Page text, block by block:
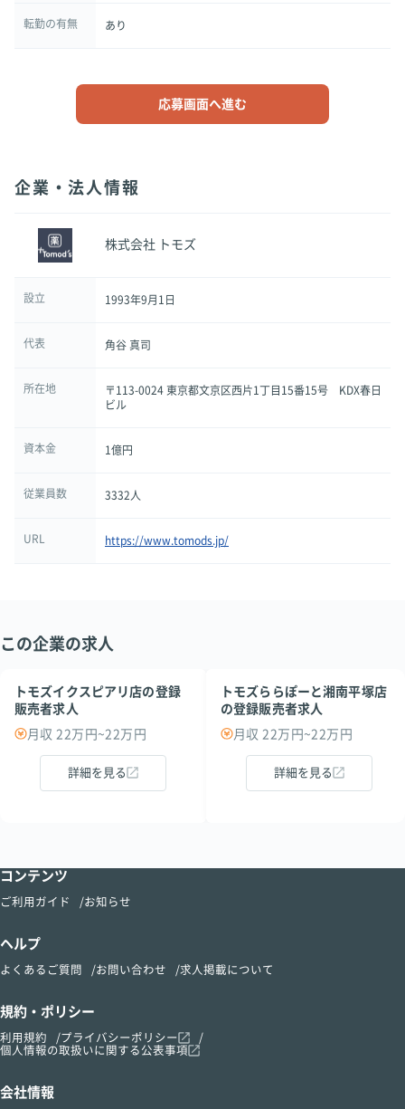
転勤の有無 あり
応募画面へ進む
企業・法人情報
株式会社 トモズ
設立 1993年9月1日
代表 角谷 真司
所在地
〒113-0024 東京都文京区西片1丁目15番15号 KDX春日
ビル
資本金 1億円
従業員数 3332人
URL https://www.tomods.jp/
この企業の求人
トモズイクスピアリ店の登録
販売者求人
月収 22万円~22万円
詳細を見る
トモズららぽーと湘南平塚店
の登録販売者求人
月収 22万円~22万円
詳細を見る
コンテンツ
ご利用ガイド お知らせ
ヘルプ
よくあるご質問 お問い合わせ 求人掲載について
規約・ポリシー
利用規約
プライバシーポリシー
個人情報の取扱いに関する公表事項
会社情報